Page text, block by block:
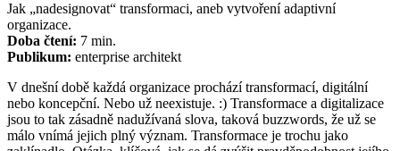
Jak „nadesignovat“ transformaci, aneb vytvoření adaptivní
organizace.
Doba čtení: 7 min.
Publikum: enterprise architekt
V dnešní době každá organizace prochází transformací, digitální
nebo koncepční. Nebo už neexistuje. :) Transformace a digitalizace
jsou to tak zásadně nadužívaná slova, taková buzzwords, že už se
málo vnímá jejich plný význam. Transformace je trochu jako